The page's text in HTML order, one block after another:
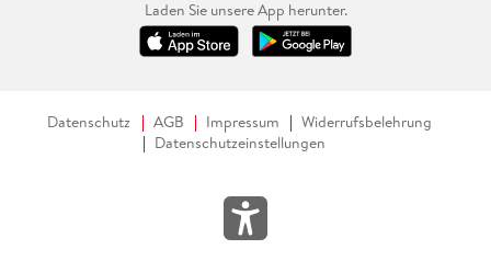
Laden Sie unsere App herunter.
Datenschutz AGB Impressum
Widerrufsbelehrung
Datenschutzeinstellungen